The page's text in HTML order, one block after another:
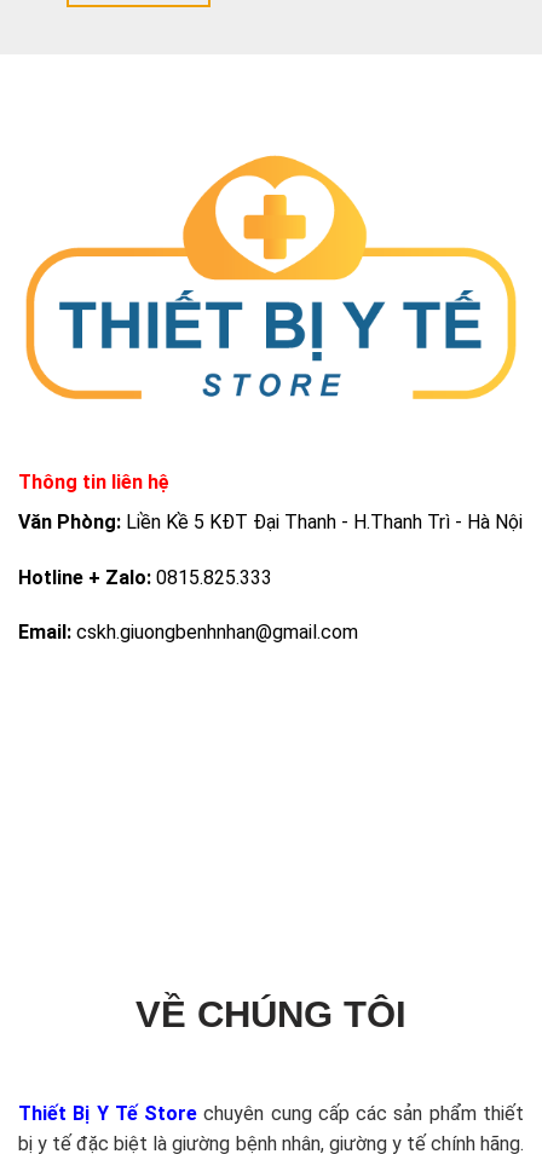
Thông tin liên hệ
Văn Phòng: Liền Kề 5 KĐT Đại Thanh - H.Thanh Trì - Hà Nội
Hotline + Zalo: 0815.825.333
Email: cskh.giuongbenhnhan@gmail.com
VỀ CHÚNG TÔI
Thiết Bị Y Tế Store chuyên cung cấp các sản phẩm thiết
bị y tế đặc biệt là giường bệnh nhân, giường y tế chính hãng.